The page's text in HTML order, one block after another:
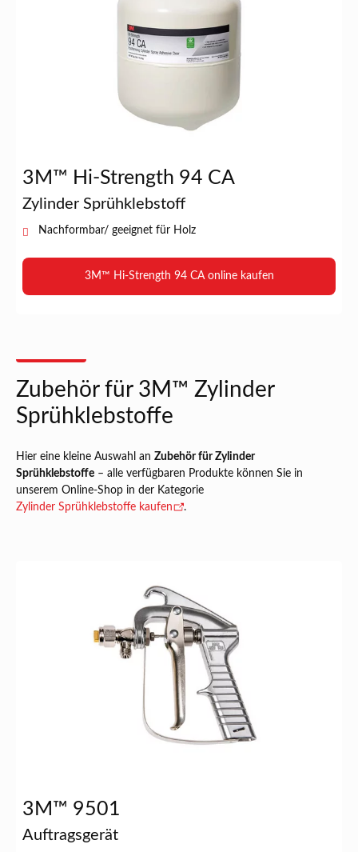
3M™ Hi-Strength 94 CA
Zylinder Sprühklebstoff
Nachformbar/ geeignet für Holz
3M™ Hi-Strength 94 CA online kaufen
Zubehör für 3M™ Zylinder
Sprühklebstoffe
Hier eine kleine Auswahl an Zubehör für Zylinder
Sprühklebstoffe – alle verfügbaren Produkte können Sie in
unserem Online-Shop in der Kategorie
Zylinder Sprühklebstoffe kaufen
.
3M™ 9501
Auftragsgerät